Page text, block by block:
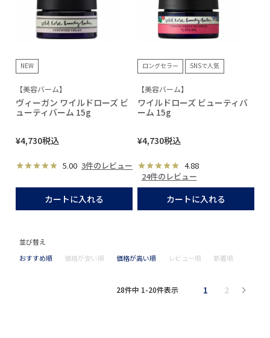
NEW
【美容バーム】
ヴィーガン ワイルドローズ ビ
ューティバーム 15g
¥4,730税込
5.00 3件のレビュー
カートに入れる
ロングセラー SNSで人気
【美容バーム】
ワイルドローズ ビューティバ
ーム 15g
¥4,730税込
4.88
24件のレビュー
カートに入れる
並び替え
おすすめ順
価格が安い順 価格が高い順 レビュー順 新着順
28件中 1-20件表示 1 2